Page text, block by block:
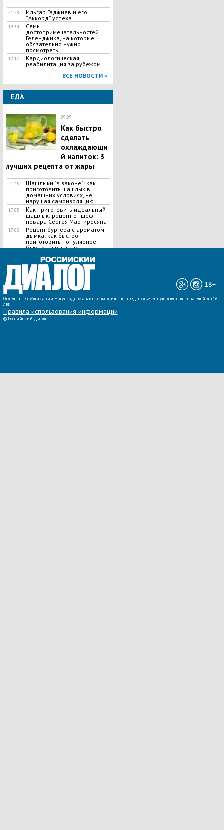
21:28
Ильгар Гаджиев и его
“Аккорд” успеха
19:34
Семь
достопримечательностей
Геленджика, на которые
обязательно нужно
посмотреть
12:17
Кардиологическая
реабилитация за рубежом
ВСЕ НОВОСТИ »
ЕДА
09:09
Как быстро
сделать
охлаждающи
й напиток: 3
лучших рецепта от жары
21:45
Шашлыки "в законе": как
приготовить шашлык в
домашних условиях, не
нарушая самоизоляцию
17:05
Как приготовить идеальный
шашлык​: рецепт от шеф-
повара Сергея Мартиросяна
17:03
Рецепт бургера с ароматом
дымка: как быстро
приготовить популярное
блюдо на мангале
ВСЕ НОВОСТИ »
18+
Отдельные публикации могут содержать информацию, не предназначенную для пользователей до 16
лет.
Правила использования информации
© Российский диалог